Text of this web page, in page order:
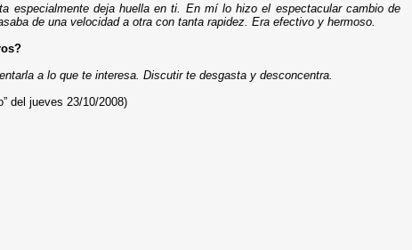
especialmente deja huella en ti. En mí lo hizo el espectacular cambio de
de una velocidad a otra con tanta rapidez. Era efectivo y hermoso.
a lo que te interesa. Discutir te desgasta y desconcentra.
del jueves 23/10/2008)